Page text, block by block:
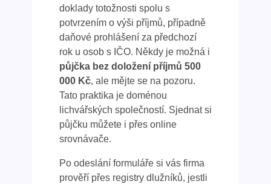
doklady totožnosti spolu s
potvrzením o výši příjmů, případně
daňové prohlášení za předchozí
rok u osob s IČO. Někdy je možná i
půjčka bez doložení příjmů 500
000 Kč, ale mějte se na pozoru.
Tato praktika je doménou
lichvářských společností. Sjednat si
půjčku můžete i přes online
srovnávače.
Po odeslání formuláře si vás firma
prověří přes registry dlužníků, jestli